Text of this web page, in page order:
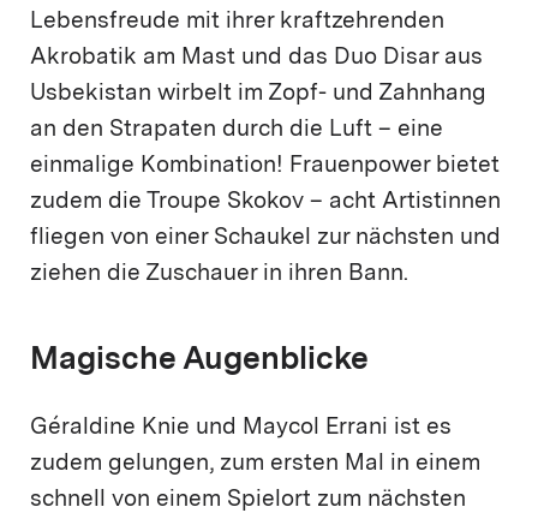
Lebensfreude mit ihrer kraftzehrenden
Akrobatik am Mast und das Duo Disar aus
Usbekistan wirbelt im Zopf- und Zahnhang
an den Strapaten durch die Luft – eine
einmalige Kombination! Frauenpower bietet
zudem die Troupe Skokov – acht Artistinnen
fliegen von einer Schaukel zur nächsten und
ziehen die Zuschauer in ihren Bann.
Magische Augenblicke
Géraldine Knie und Maycol Errani ist es
zudem gelungen, zum ersten Mal in einem
schnell von einem Spielort zum nächsten